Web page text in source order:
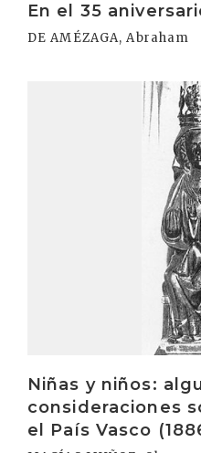
En el 35
DE AMÉZAGA, Abraham
Niñas y niños:
consideraciones
el País Vasco